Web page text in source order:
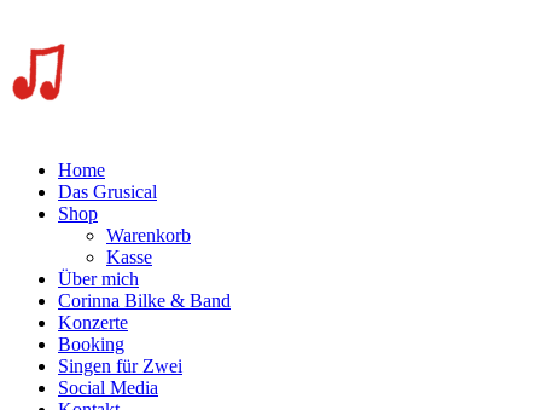
Home
Das Grusical
Shop
Warenkorb
Kasse
Über mich
Corinna Bilke & Band
Konzerte
Booking
Singen für Zwei
Social Media